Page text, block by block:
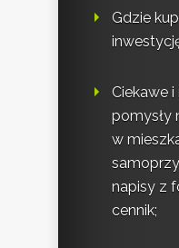
Gdzie
Ciekawe
pomysły
w
napisy z
cennik;